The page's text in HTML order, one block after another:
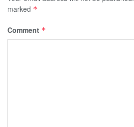
marked *
Comment *